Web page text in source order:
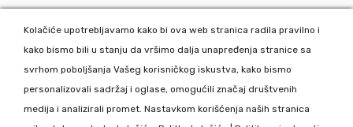
Kolačiće upotrebljavamo kako bi ova web stranica radila pravilno i
kako bismo bili u stanju da vršimo dalja unapređenja stranice sa
svrhom poboljšanja Vašeg korisničkog iskustva, kako bismo
personalizovali sadržaj i oglase, omogućili značaj društvenih
medija i analizirali promet. Nastavkom korišćenja naših stranica
Copyright 2020 DekorDom Group DOO. All Rights Reserved. Web
development: CMS by Global Webmasters -